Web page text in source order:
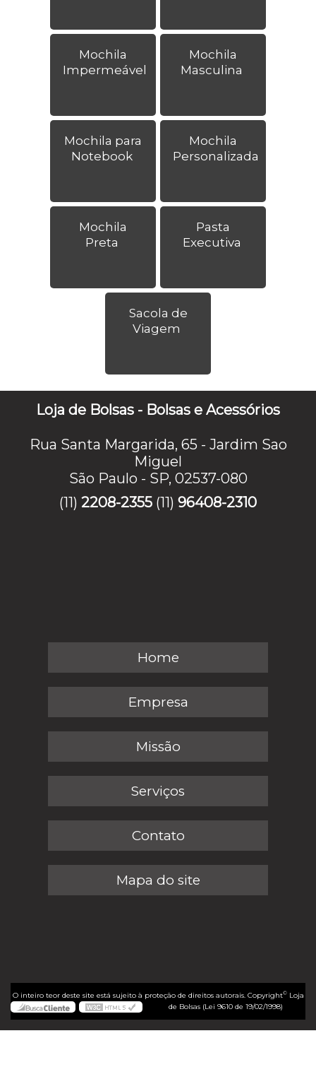
Mochila
Impermeável
Mochila
Masculina
Mochila para
Notebook
Mochila
Personalizada
Mochila
Preta
Pasta
Executiva
Sacola de
Viagem
Loja de Bolsas - Bolsas e Acessórios
Rua Santa Margarida, 65 - Jardim Sao
Miguel
São Paulo - SP, 02537-080
(11) 2208-2355 (11) 96408-2310
Home
Empresa
Missão
Serviços
Contato
Mapa do site
O inteiro teor deste site está sujeito à proteção de direitos autorais. Copyright©Loja
de Bolsas (Lei 9610 de 19/02/1998)